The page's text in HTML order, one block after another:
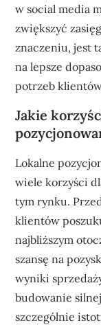
w social media
zwiększyć
znaczeniu, jest
na lepsze
potrzeb
Jakie
Lokalne
wiele korzyści
tym rynku.
klientów
najbliższym
szansę na
wyniki
budowanie
szczególnie